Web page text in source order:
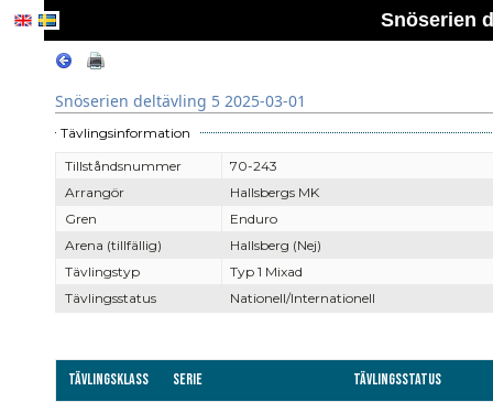
Snöserien
Snöserien deltävling 5 2025-03-01
Tävlingsinformation
Tillståndsnummer
70-243
Arrangör
Hallsbergs MK
Gren
Enduro
Arena (tillfällig)
Hallsberg (Nej)
Tävlingstyp
Typ 1 Mixad
Tävlingsstatus
Nationell/Internationell
Tävlingsklass Serie Tävlingsstatus